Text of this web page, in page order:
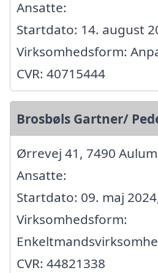
Ansatte:
Startdato: 14. august
Virksomhedsform:
CVR: 40715444
Brosbøls Gartner/
Ørrevej 41, 7490 Aulum
Ansatte:
Startdato: 09. maj
Virksomhedsform:
CVR: 44821338